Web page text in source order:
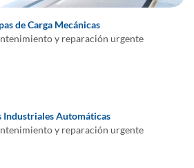
de Carga Mecánicas
y reparación urgente
Industriales Automáticas
y reparación urgente